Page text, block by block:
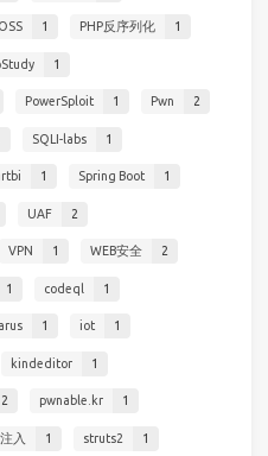
OSS 1 PHP反序列化 1
1
PowerSploit 1 Pwn 2
SQLI-labs 1
1 Spring Boot 1
UAF 2
VPN 1 WEB安全 2
1 codeql 1
1 iot 1
kindeditor 1
2 pwnable.kr 1
入 1 struts2 1